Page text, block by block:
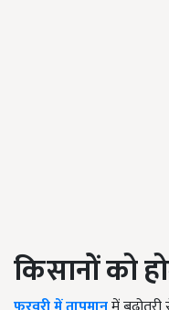
किसानों को